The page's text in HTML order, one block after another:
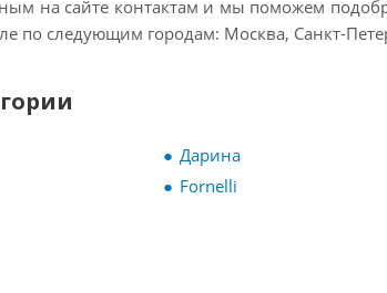
на сайте контактам и мы поможем
по следующим городам: Москва, Санкт-
Дарина
Fornelli